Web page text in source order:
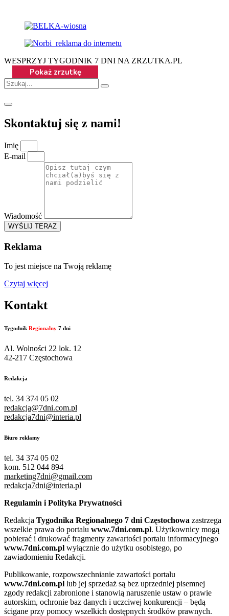
WESPRZYJ TYGODNIK 7 DNI NA ZRZUTKA.PL
Skontaktuj się z nami!
Imię
E-mail
Wiadomość
WYŚLIJ TERAZ
Reklama
To jest miejsce na Twoją reklamę
Czytaj więcej
Kontakt
Tygodnik Regionalny 7 dni
Al. Wolności 22 lok. 12
42-217 Częstochowa
Redakcja
tel. 34 374 05 02
redakcja@7dni.com.pl
redakcja7dni@interia.pl
Biuro reklamy
tel. 34 374 05 02
kom. 512 044 894
marketing7dni@gmail.com
redakcja7dni@interia.pl
Regulamin i Polityka Prywatności
Redakcja Tygodnika Regionalnego 7 dni Częstochowa zastrzega
wszelkie prawa do portalu www.7dni.com.pl. Użytkownicy mogą
pobierać i drukować fragmenty zawartości portalu informacyjnego
www.7dni.com.pl wyłącznie do użytku osobistego, po
zawiadomieniu Redakcji.
Publikowanie, rozpowszechnianie zawartości portalu
www.7dni.com.pl lub jej sprzedaż są bez uprzedniej pisemnej
zgody redakcji zabronione i stanowią naruszenie ustaw o prawie
autorskim, ochronie baz danych i uczciwej konkurencji – będą
ścigane przy pomocy wszelkich dostępnych środków prawnych.